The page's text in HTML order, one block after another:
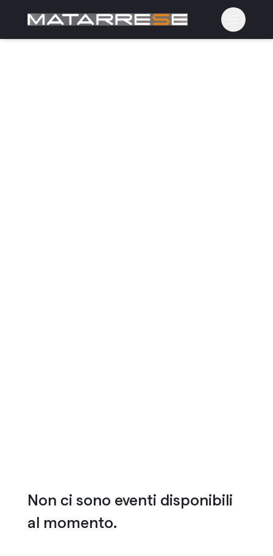
Apri il
Non ci sono eventi disponibili
al momento.